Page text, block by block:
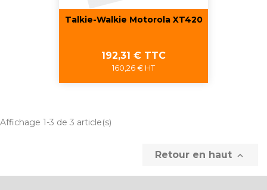
Talkie-Walkie Motorola XT420
Prix
192,31 € TTC
160,26 € HT
Affichage 1-3 de 3 article(s)
Retour en haut 